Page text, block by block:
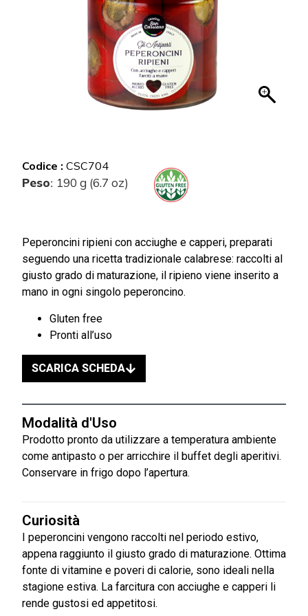
Codice : CSC704
Peso: 190 g (6.7 oz)
Peperoncini ripieni con acciughe e capperi, preparati
seguendo una ricetta tradizionale calabrese: raccolti al
giusto grado di maturazione, il ripieno viene inserito a
mano in ogni singolo peperoncino.
Gluten free
Pronti all’uso
SCARICA SCHEDA
Modalità d'Uso
Prodotto pronto da utilizzare a temperatura ambiente
come antipasto o per arricchire il buffet degli aperitivi.
Conservare in frigo dopo l’apertura.
Curiosità
I peperoncini vengono raccolti nel periodo estivo,
appena raggiunto il giusto grado di maturazione. Ottima
fonte di vitamine e poveri di calorie, sono ideali nella
stagione estiva. La farcitura con acciughe e capperi li
rende gustosi ed appetitosi.